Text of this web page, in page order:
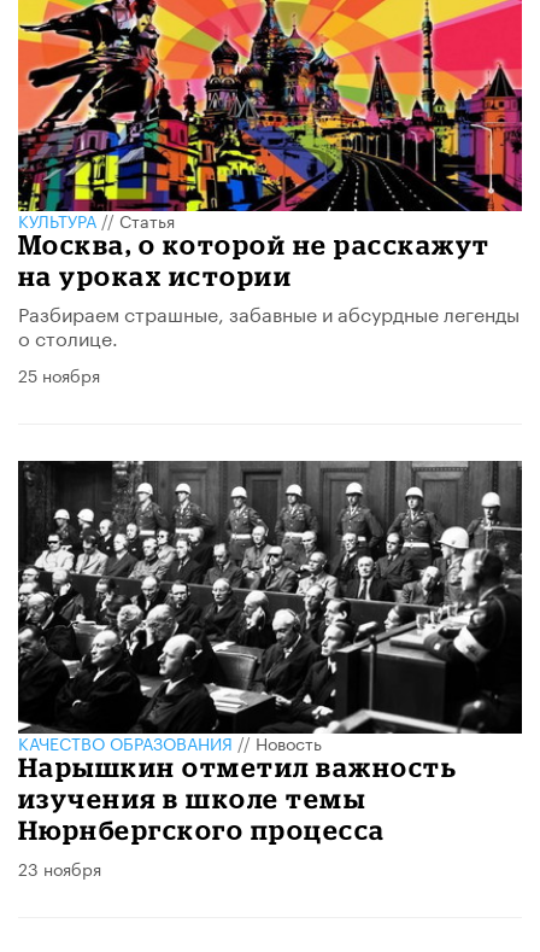
КУЛЬТУРА//Статья
Москва, о которой не расскажут
на уроках истории
Разбираем страшные, забавные и абсурдные легенды
о столице.
25 ноября
КАЧЕСТВО ОБРАЗОВАНИЯ//Новость
Нарышкин отметил важность
изучения в школе темы
Нюрнбергского процесса
23 ноября